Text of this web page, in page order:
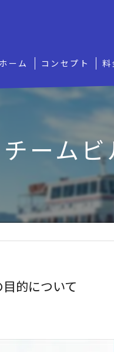
ホーム コンセプト 料
チーム
的について